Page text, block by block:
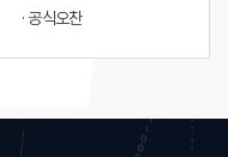
· 공식오찬